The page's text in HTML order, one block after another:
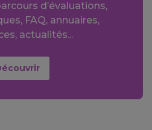
d’évaluations,
FAQ, annuaires,
actualités...